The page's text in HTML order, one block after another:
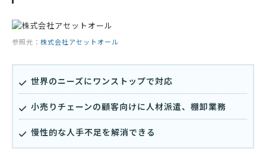
参照元： 株式会社アセットオール
世界のニーズにワンストップで対応
小売りチェーンの顧客向けに人材派遣、棚卸業務
慢性的な人手不足を解消できる